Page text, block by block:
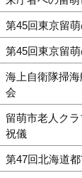
第45回東京留
第45回東京留
海上自衛隊掃
会
留萌市老人ク
祝儀
第47回北海道